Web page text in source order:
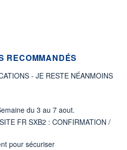
RECOMMANDÉS
- JE RESTE NÉANMOINS
du 3 au 7 aout.
FR SXB2 : CONFIRMATION /
pour sécuriser